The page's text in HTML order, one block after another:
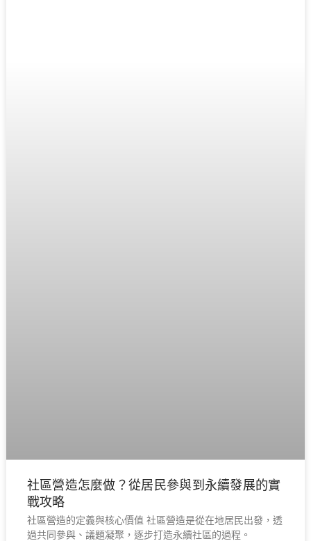
社區營造怎麼做？從居民參與到永續發展的實
戰攻略
社區營造的定義與核心價值 社區營造是從在地居民出發，透
過共同參與、議題凝聚，逐步打造永續社區的過程。